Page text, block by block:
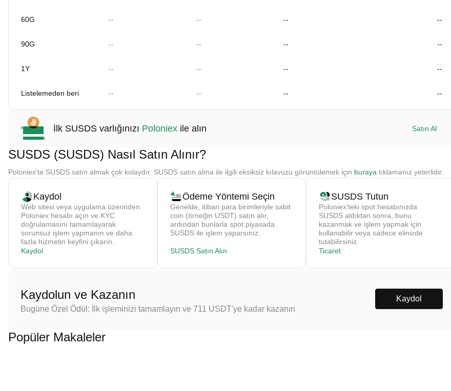
60G -- -- -- --
90G -- -- -- --
1Y -- -- -- --
Listelemeden beri -- -- -- --
İlk SUSDS varlığınızı Poloniex ile alın Satın Al
SUSDS (SUSDS) Nasıl Satın Alınır?
Poloniex'te SUSDS satın almak çok kolaydır. SUSDS satın alma ile ilgili eksiksiz kılavuzu görüntülemek için buraya tıklamanız yeterlidir.
Kaydol
Web sitesi veya uygulama üzerinden
Poloniex hesabı açın ve KYC
doğrulamasını tamamlayarak
sorunsuz işlem yapmanın ve daha
fazla hizmetin keyfini çıkarın.
Kaydol
Ödeme Yöntemi Seçin
Genelde, itibari para birimleriyle sabit
coin (örneğin USDT) satın alır,
ardından bunlarla spot piyasada
SUSDS ile işlem yaparsınız.
SUSDS Satın Alın
SUSDS Tutun
Poloniex'teki spot hesabınızda
SUSDS aldıktan sonra, bunu
kazanmak ve işlem yapmak için
kullanabilir veya sadece elinizde
tutabilirsiniz.
Ticaret
Kaydolun ve Kazanın
Bugüne Özel Ödül: İlk işleminizi tamamlayın ve 711 USDT'ye kadar kazanın
Kaydol
Popüler Makaleler